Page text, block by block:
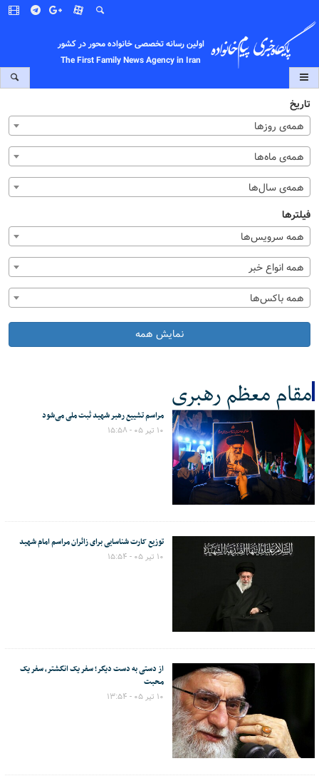
اولین رسانه تخصصی خانواده محور در کشور
The First Family News Agency in Iran
تاریخ
همه‌ی روزها
همه‌ی ماه‌ها
همه‌ی سال‌ها
فیلترها
همه سرویس‌ها
همه انواع خبر
همه باکس‌ها
نمایش همه
مقام معظم رهبری
کل اخبار:44 مراسم تشییع رهبر شهید ثبت ملی می‌شود
۱۰ تیر ۰۵ - ۱۵:۵۸
توزیع کارت‌ شناسایی برای زائران مراسم امام شهید
۱۰ تیر ۰۵ - ۱۵:۵۴
از دستی به دست دیگر؛ سفر یک انگشتر، سفر یک
محبت
۱۰ تیر ۰۵ - ۱۳:۵۴